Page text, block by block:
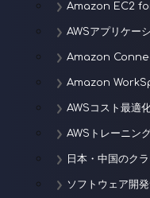
Amazon EC2
AWSアプリケー
Amazon
Amazon
AWSコスト最適
AWSトレーニン
日本・中国のク
ソフトウェア開